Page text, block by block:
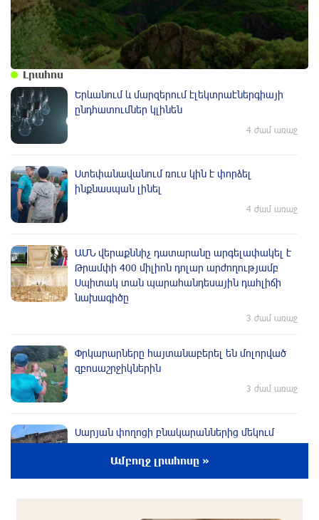
Լրահոս
Երևանում և մարզերում էլեկտրաէներգիայի
ընդհատումներ կլինեն
4 ժամ առաջ
Ստեփանավանում ռուս կին է փորձել
ինքնասպան լինել
4 ժամ առաջ
ԱՄՆ վերաքննիչ դատարանը արգելափակել է
Թրամփի 400 միլիոն դոլար արժողությամբ
Սպիտակ տան պարահանդեսային դահլիճի
նախագիծը
3 ժամ առաջ
Փրկարարները հայտանաբերել են մոլորված
զբոսաշրջիկներին
3 ժամ առաջ
Սարյան փողոցի բնակարաններից մեկում
պայթյունի հետևանքով 55-ամյա տղամարդը
այրվածքներով տեղափոխվել է
«Այրվածքաբանության ազգային կենտրոն»
Ամբողջ լրահոսը »